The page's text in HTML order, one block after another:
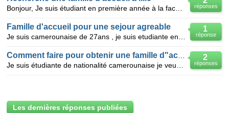
réponses
1
réponse
Famille d'accueil pour une sejour agreable
2
réponses
Les dernières réponses publiées